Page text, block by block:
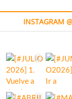
INSTAGRAM